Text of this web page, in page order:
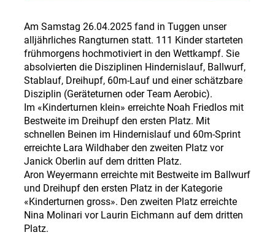
Am Samstag 26.04.2025 fand in Tuggen unser
alljährliches Rangturnen statt. 111 Kinder starteten
frühmorgens hochmotiviert in den Wettkampf. Sie
absolvierten die Disziplinen Hindernislauf, Ballwurf,
Stablauf, Dreihupf, 60m-Lauf und einer schätzbare
Disziplin (Geräteturnen oder Team Aerobic).
Im «Kinderturnen klein» erreichte Noah Friedlos mit
Bestweite im Dreihupf den ersten Platz. Mit
schnellen Beinen im Hindernislauf und 60m-Sprint
erreichte Lara Wildhaber den zweiten Platz vor
Janick Oberlin auf dem dritten Platz.
Aron Weyermann erreichte mit Bestweite im Ballwurf
und Dreihupf den ersten Platz in der Kategorie
«Kinderturnen gross». Den zweiten Platz erreichte
Nina Molinari vor Laurin Eichmann auf dem dritten
Platz.